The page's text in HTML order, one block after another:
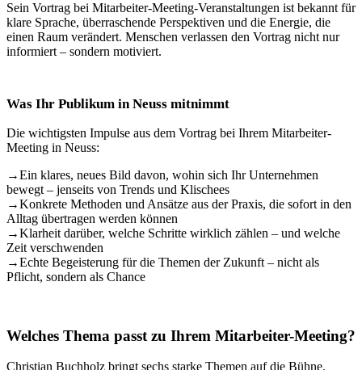
Sein Vortrag bei Mitarbeiter-Meeting-Veranstaltungen ist bekannt für
klare Sprache, überraschende Perspektiven und die Energie, die
einen Raum verändert. Menschen verlassen den Vortrag nicht nur
informiert – sondern motiviert.
Was Ihr Publikum in Neuss mitnimmt
Die wichtigsten Impulse aus dem Vortrag bei Ihrem Mitarbeiter-
Meeting in Neuss:
→Ein klares, neues Bild davon, wohin sich Ihr Unternehmen
bewegt – jenseits von Trends und Klischees
→Konkrete Methoden und Ansätze aus der Praxis, die sofort in den
Alltag übertragen werden können
→Klarheit darüber, welche Schritte wirklich zählen – und welche
Zeit verschwenden
→Echte Begeisterung für die Themen der Zukunft – nicht als
Pflicht, sondern als Chance
Welches Thema passt zu Ihrem Mitarbeiter-Meeting?
Christian Buchholz bringt sechs starke Themen auf die Bühne.